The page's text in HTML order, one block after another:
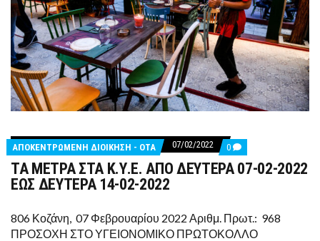
ΑΠΟΚΕΝΤΡΩΜΕΝΗ ΔΙΟΙΚΗΣΗ - ΟΤΑ 07/02/2022 0 COMMENTS
ON
ΤΑ
ΔΕΥΤΕΡΑ
07-
ΤΑ ΜΕΤΡΑ ΣΤΑ Κ.Υ.Ε. ΑΠΟ ΔΕΥΤΕΡΑ 07-02-2022
ΕΩΣ ΔΕΥΤΕΡΑ 14-02-2022
806 Κοζάνη, 07 Φεβρουαρίου 2022 Αριθμ. Πρωτ.: 968
ΠΡΟΣΟΧΗ ΣΤΟ ΥΓΕΙΟΝΟΜΙΚΟ ΠΡΩΤΟΚΟΛΛΟ